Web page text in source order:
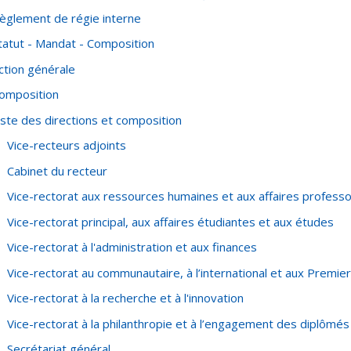
de régie interne
- Mandat - Composition
générale
des directions et composition
Vice-recteurs adjoints
Cabinet du recteur
Vice-rectorat aux ressources humaines et aux affaires
Vice-rectorat principal, aux affaires étudiantes et aux études
Vice-rectorat à l'administration et aux finances
Vice-rectorat au communautaire, à l’international et aux
Vice-rectorat à la recherche et à l'innovation
Vice-rectorat à la philanthropie et à l’engagement des diplômés